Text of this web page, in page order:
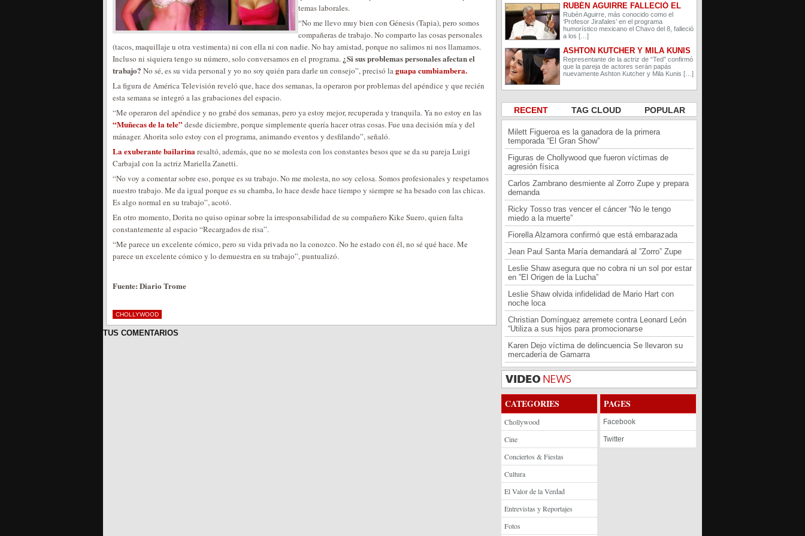
temas laborales.
“No me llevo muy bien con Génesis (Tapia), pero somos
compañeras de trabajo. No comparto las cosas personales
(tacos, maquillaje u otra vestimenta) ni con ella ni con nadie. No hay amistad, porque no salimos ni nos llamamos.
Incluso ni siquiera tengo su número, solo conversamos en el programa. ¿Si sus problemas personales afectan el
trabajo? No sé, es su vida personal y yo no soy quién para darle un consejo”, precisó laguapa cumbiambera.
La figura de América Televisión reveló que, hace dos semanas, la operaron por problemas del apéndice y que recién
esta semana se integró a las grabaciones del espacio.
“Me operaron del apéndice y no grabé dos semanas, pero ya estoy mejor, recuperada y tranquila. Ya no estoy en las
“Muñecas de la tele” desde diciembre, porque simplemente quería hacer otras cosas. Fue una decisión mía y del
mánager. Ahorita solo estoy con el programa, animando eventos y desfilando”, señaló.
La exuberante bailarinaresaltó, además, que no se molesta con los constantes besos que se da su pareja Luigi
Carbajal con la actriz Mariella Zanetti.
“No voy a comentar sobre eso, porque es su trabajo. No me molesta, no soy celosa. Somos profesionales y respetamos
nuestro trabajo. Me da igual porque es su chamba, lo hace desde hace tiempo y siempre se ha besado con las chicas.
Es algo normal en su trabajo”, acotó.
En otro momento, Dorita no quiso opinar sobre la irresponsabilidad de su compañero Kike Suero, quien falta
constantemente al espacio “Recargados de risa”.
“Me parece un excelente cómico, pero su vida privada no la conozco. No he estado con él, no sé qué hace. Me
parece un excelente cómico y lo demuestra en su trabajo”, puntualizó.
Fuente: Diario Trome
CHOLLYWOOD
TUS COMENTARIOS
RUBÉN AGUIRRE FALLECIÓ EL
PROFESOR JIRAFALES DE EL
CHAVO DEL 8
Rubén Aguirre, más conocido como el
‘Profesor Jirafales’ en el programa
humorístico mexicano el Chavo del 8, falleció
a los […]
ASHTON KUTCHER Y MILA KUNIS
ESPERAN A SU SEGUNDO HIJO
Representante de la actriz de “Ted” confirmó
que la pareja de actores serán papás
nuevamente Ashton Kutcher y Mila Kunis […]
RECENT TAG CLOUD POPULAR
Milett Figueroa es la ganadora de la primera
temporada “El Gran Show”
Figuras de Chollywood que fueron víctimas de
agresión física
Carlos Zambrano desmiente al Zorro Zupe y prepara
demanda
Ricky Tosso tras vencer el cáncer “No le tengo
miedo a la muerte”
Fiorella Alzamora confirmó que está embarazada
Jean Paul Santa María demandará al ”Zorro” Zupe
Leslie Shaw asegura que no cobra ni un sol por estar
en ”El Origen de la Lucha”
Leslie Shaw olvida infidelidad de Mario Hart con
noche loca
Christian Domínguez arremete contra Leonard León
“Utiliza a sus hijos para promocionarse
Karen Dejo víctima de delincuencia Se llevaron su
mercadería de Gamarra
CATEGORIES
Chollywood
Cine
Conciertos & Fiestas
Cultura
El Valor de la Verdad
Entrevistas y Reportajes
Fotos
PAGES
Facebook
Twitter